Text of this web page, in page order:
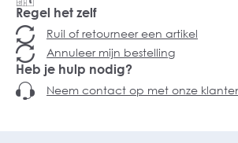
Regel het zelf
Ruil of retourneer een artikel
Annuleer mijn bestelling
Heb je hulp nodig?
Neem contact op met onze